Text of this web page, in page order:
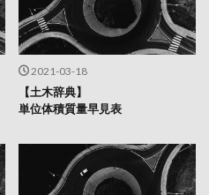
2021-03-18
【土木辞典】
単位体積質量早見表